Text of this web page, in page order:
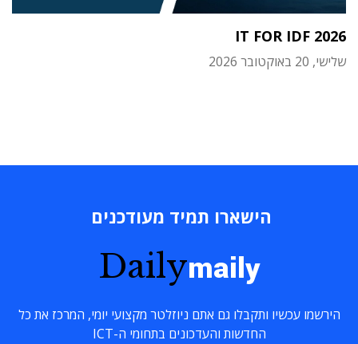
IT FOR IDF 2026
שלישי, 20 באוקטובר 2026
הישארו תמיד מעודכנים
Dailymaily
הירשמו עכשיו ותקבלו גם אתם ניוזלטר מקצועי יומי, המרכז את כל
החדשות והעדכונים בתחומי ה-ICT